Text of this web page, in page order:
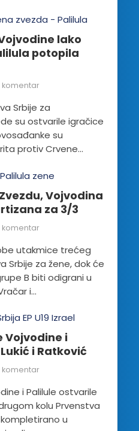
lako
potopila
komentar
Srbije za
su ostvarile igračice
su
protiv Crvene...
Vojvodina
za 3/3
komentar
utakmice trećeg
Srbije za žene, dok će
B biti odigrani u
i...
Vojvodine i
i Ratković
komentar
i Palilule ostvarile
kolu Prvenstva
u